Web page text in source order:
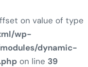
on value of type
wp-
dynamic-
on line 39